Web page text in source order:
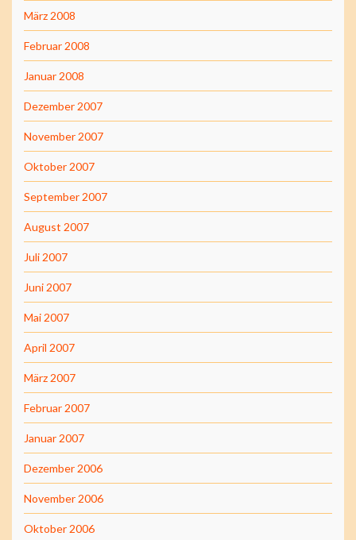
März 2008
Februar 2008
Januar 2008
Dezember 2007
November 2007
Oktober 2007
September 2007
August 2007
Juli 2007
Juni 2007
Mai 2007
April 2007
März 2007
Februar 2007
Januar 2007
Dezember 2006
November 2006
Oktober 2006